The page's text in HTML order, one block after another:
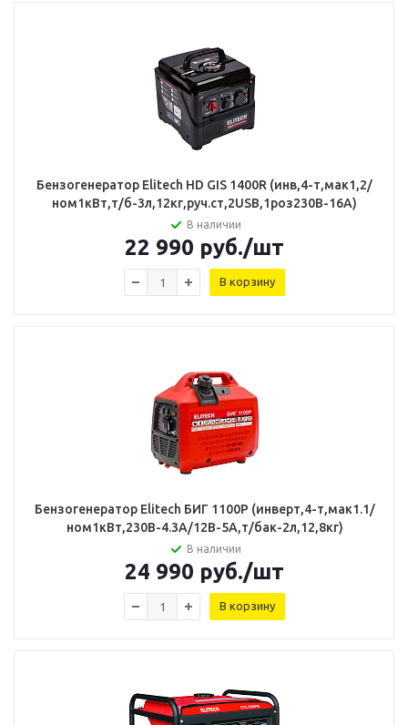
Бензогенератор Elitech HD GIS 1400R (инв,4-т,мак1,2/
ном1кВт,т/б-3л,12кг,руч.ст,2USB,1роз230В-16А)
В наличии
22 990 руб./шт
В корзину
Бензогенератор Elitech БИГ 1100Р (инверт,4-т,мак1.1/
ном1кВт,230В-4.3А/12В-5А,т/бак-2л,12,8кг)
В наличии
24 990 руб./шт
В корзину